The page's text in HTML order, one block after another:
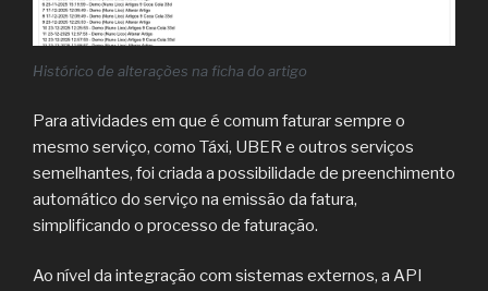
Histórico de alterações na ficha do artigo
Para atividades em que é comum faturar sempre o
mesmo serviço, como Táxi, UBER e outros serviços
semelhantes, foi criada a possibilidade de preenchimento
automático do serviço na emissão da fatura,
simplificando o processo de faturação.
Ao nível da integração com sistemas externos, a API